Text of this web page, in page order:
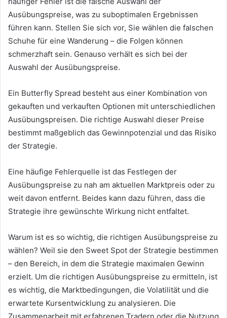
Ausübungspreise, was zu suboptimalen Ergebnissen
führen kann. Stellen Sie sich vor, Sie wählen die falschen
Schuhe für eine Wanderung – die Folgen können
schmerzhaft sein. Genauso verhält es sich bei der
Auswahl der Ausübungspreise.
Ein Butterfly Spread besteht aus einer Kombination von
gekauften und verkauften Optionen mit unterschiedlichen
Ausübungspreisen. Die richtige Auswahl dieser Preise
bestimmt maßgeblich das Gewinnpotenzial und das Risiko
der Strategie.
Eine häufige Fehlerquelle ist das Festlegen der
Ausübungspreise zu nah am aktuellen Marktpreis oder zu
weit davon entfernt. Beides kann dazu führen, dass die
Strategie ihre gewünschte Wirkung nicht entfaltet.
Warum ist es so wichtig, die richtigen Ausübungspreise zu
wählen? Weil sie den Sweet Spot der Strategie bestimmen
– den Bereich, in dem die Strategie maximalen Gewinn
erzielt. Um die richtigen Ausübungspreise zu ermitteln, ist
es wichtig, die Marktbedingungen, die Volatilität und die
erwartete Kursentwicklung zu analysieren. Die